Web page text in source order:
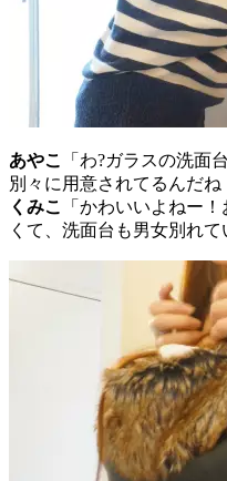
あやこ
「わ?ガラスの洗面
別々に用意されてるんだね
くみこ
「かわいいよねー
くて、洗面台も男女別れて